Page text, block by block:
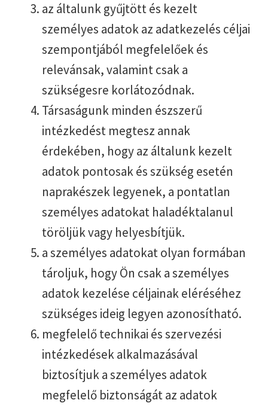
az általunk gyűjtött és kezelt
személyes adatok az adatkezelés céljai
szempontjából megfelelőek és
relevánsak, valamint csak a
szükségesre korlátozódnak.
Társaságunk minden észszerű
intézkedést megtesz annak
érdekében, hogy az általunk kezelt
adatok pontosak és szükség esetén
naprakészek legyenek, a pontatlan
személyes adatokat haladéktalanul
töröljük vagy helyesbítjük.
a személyes adatokat olyan formában
tároljuk, hogy Ön csak a személyes
adatok kezelése céljainak eléréséhez
szükséges ideig legyen azonosítható.
megfelelő technikai és szervezési
intézkedések alkalmazásával
biztosítjuk a személyes adatok
megfelelő biztonságát az adatok